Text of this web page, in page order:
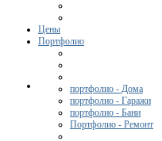
Цены
Портфолио
портфолио - Дома
портфолио - Гаражи
портфолио - Бани
Портфолио - Ремонт